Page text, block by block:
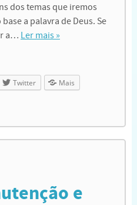
dos temas que iremos
a palavra de Deus. Se
a… Ler mais »
Twitter Mais
e